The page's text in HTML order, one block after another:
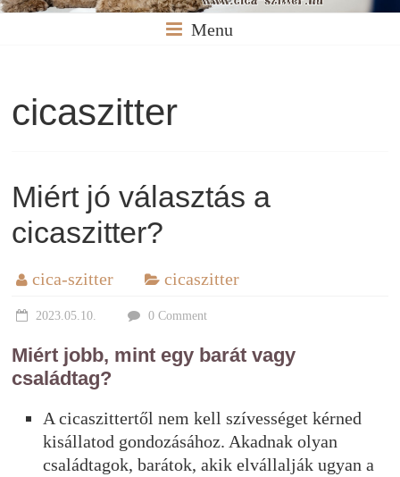
Menu
cicaszitter
Miért jó választás a
cicaszitter?
cica-szitter cicaszitter
2023.05.10. 0 Comment
Miért jobb, mint egy barát vagy
családtag?
A cicaszittertől nem kell szívességet kérned
kisállatod gondozásához. Akadnak olyan
családtagok, barátok, akik elvállalják ugyan a